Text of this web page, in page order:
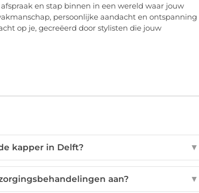
en stap binnen in een wereld waar jouw
persoonlijke aandacht en ontspanning
op je, gecreëerd door stylisten die jouw
kapper in Delft? ▼
aan? ▼